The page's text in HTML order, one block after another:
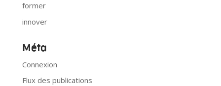
former
innover
Méta
Connexion
Flux des publications